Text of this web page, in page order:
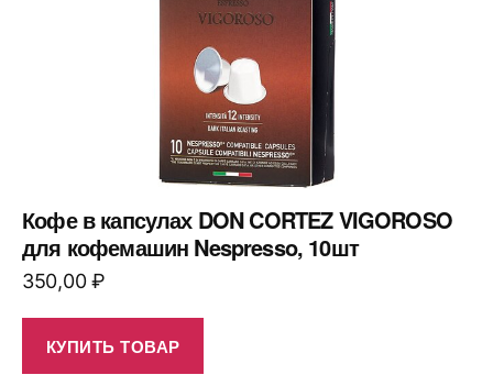
Кофе в капсулах DON CORTEZ VIGOROSO
для кофемашин Nespresso, 10шт
350,00₽
КУПИТЬ ТОВАР